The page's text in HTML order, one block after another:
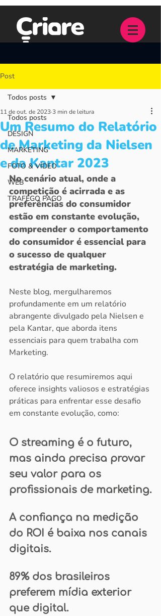
Post
Todos posts
DESIGN
MARKETING
FOTO & VÍDEO
WEB
TRAFEGO PAGO
Todos posts
Um Resumo do Relatório
de Marketing da Nielsen
e da Kantar 2023
11 de out. de 20233 min de leitura
No cenário atual, onde a
competição é acirrada e as
preferências do consumidor
estão em constante evolução,
compreender o comportamento
do consumidor é essencial para
o sucesso de qualquer
estratégia de marketing.
Neste blog, mergulharemos
profundamente em um relatório
abrangente divulgado pela Nielsen e
pela Kantar, que aborda itens
essenciais para quem trabalha com
Marketing.
O relatório que resumiremos aqui
oferece insights valiosos e estratégias
práticas para enfrentar esse desafio
em constante evolução, como:
O streaming é o futuro,
mas ainda precisa provar
seu valor para os
profissionais de marketing.
A confiança na medição
do ROI é baixa nos canais
digitais.
89% dos brasileiros
preferem mídia exterior
que digital.